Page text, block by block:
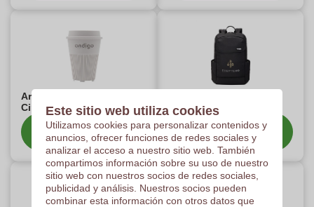
Artículos personalizados
Circular&Co
Categoría de
espectáculos
Categoría de
espectáculos
Este sitio web utiliza cookies
Utilizamos cookies para personalizar contenidos y
anuncios, ofrecer funciones de redes sociales y
analizar el acceso a nuestro sitio web. También
compartimos información sobre su uso de nuestro
sitio web con nuestros socios de redes sociales,
publicidad y análisis. Nuestros socios pueden
combinar esta información con otros datos que